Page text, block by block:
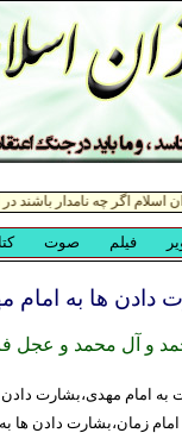
دادن ها به امام
و آل محمد و عجل
امام مهدی،بشارت دادن
زمان،بشارت دادن ها